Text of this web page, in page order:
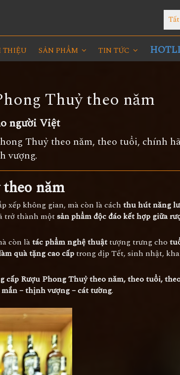
THIỆU SẢN PHẨM TIN TỨC
Thuỷ theo năm
người Việt
Thuỷ theo năm, theo tuổi, chính
vượng.
năm
xếp không gian, mà còn là cách thu hút năng
trở thành mộtsản phẩm độc đáo kết hợp giữa
còn làtác phẩm nghệ thuậttượng trưng cho
quà tặng cao cấptrong dịp Tết, sinh nhật,
cấp Rượu Phong Thuỷ theo năm, theo tuổi,
– thịnh vượng – cát tường.